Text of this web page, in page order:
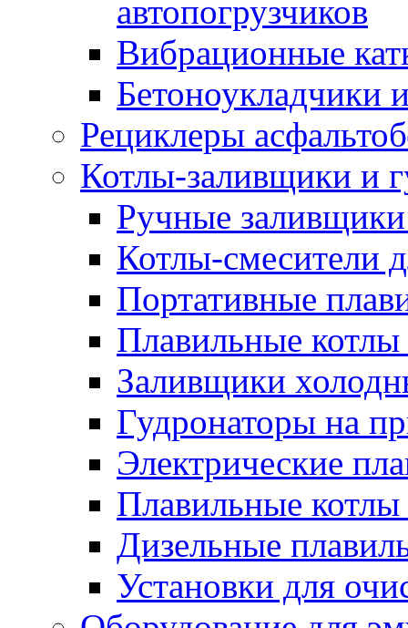
автопогрузчиков
Вибрационные
Бетоноукладчики
Рециклеры
Котлы-заливщики и
Ручные заливщики
Котлы-смесители
Портативные
Плавильные
Заливщики
Гудронаторы на
Электрические
Плавильные
Дизельные
Установки для